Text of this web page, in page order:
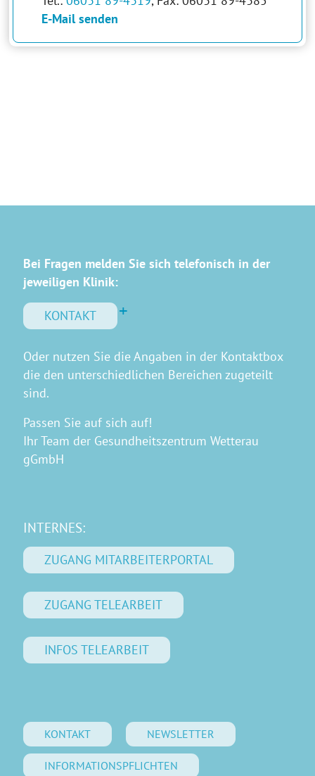
E-Mail senden
Bei Fragen melden Sie sich telefonisch in der
jeweiligen Klinik:
KONTAKT
Oder nutzen Sie die Angaben in der Kontaktbox
die den unterschiedlichen Bereichen zugeteilt
sind.
Passen Sie auf sich auf!
Ihr Team der Gesundheitszentrum Wetterau
gGmbH
INTERNES:
ZUGANG MITARBEITERPORTAL
ZUGANG TELEARBEIT
INFOS TELEARBEIT
KONTAKT NEWSLETTER
INFORMATIONSPFLICHTEN